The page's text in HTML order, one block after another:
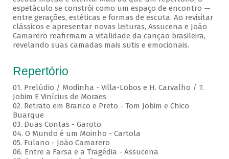
espetáculo se constrói como um espaço de encontro —
entre gerações, estéticas e formas de escuta. Ao revisitar
clássicos e apresentar novas leituras, Assucena e João
Camarero reafirmam a vitalidade da canção brasileira,
revelando suas camadas mais sutis e emocionais.
Repertório
01. Prelúdio / Modinha - Villa-Lobos e H. Carvalho / T.
Jobim E Vinícius de Moraes
02. Retrato em Branco e Preto - Tom Jobim e Chico
Buarque
03. Duas Contas - Garoto
04. O Mundo é um Moinho - Cartola
05. Fulano - João Camarero
06. Entre a Farsa e a Tragédia - Assucena